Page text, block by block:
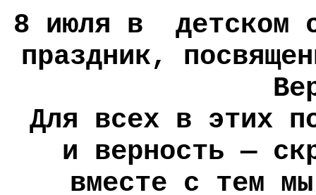
8 июля в детском
праздник,
Для всех в этих
и верность —
вместе с тем